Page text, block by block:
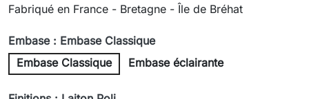
Fabriqué en France - Bretagne - Île de Bréhat
Embase : Embase Classique
Embase Classique
Embase éclairante